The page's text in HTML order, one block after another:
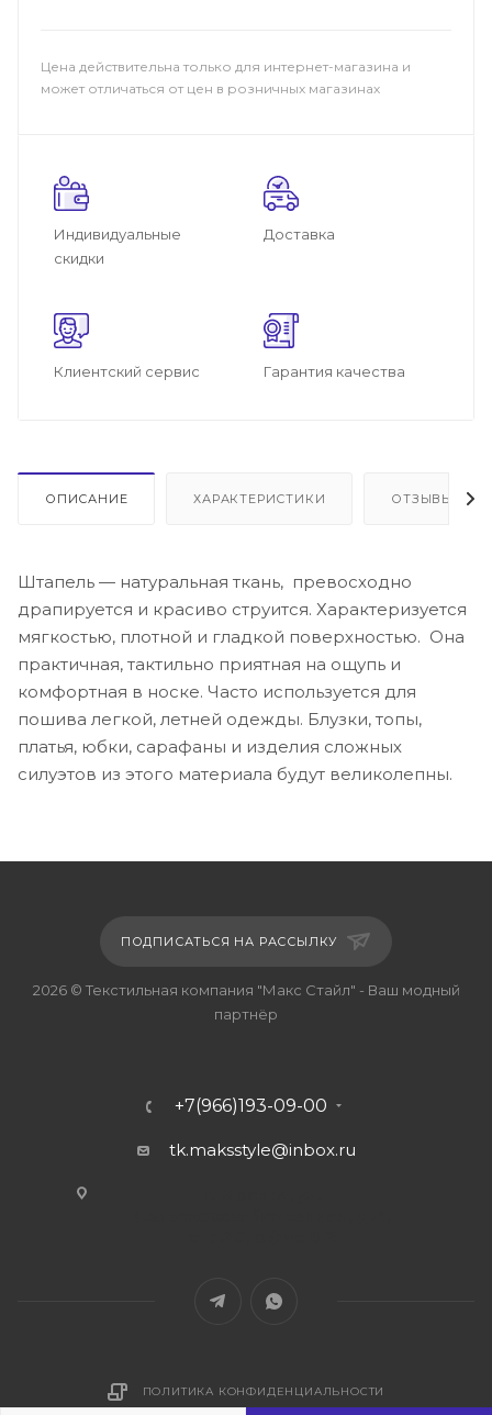
Цена действительна только для интернет-магазина и
может отличаться от цен в розничных магазинах
Индивидуальные
скидки
Доставка
Клиентский сервис Гарантия качества
ОПИСАНИЕ ХАРАКТЕРИСТИКИ ОТЗЫВЫ
Штапель — натуральная ткань, превосходно
драпируется и красиво струится. Характеризуется
мягкостью, плотной и гладкой поверхностью. Она
практичная, тактильно приятная на ощупь и
комфортная в носке. Часто используется для
пошива легкой, летней одежды. Блузки, топы,
платья, юбки, сарафаны и изделия сложных
силуэтов из этого материала будут великолепны.
ПОДПИСАТЬСЯ НА РАССЫЛКУ
2026 © Текстильная компания "Макс Стайл" - Ваш модный
партнёр
+7(966)193-09-00
tk.maksstyle@inbox.ru
ПОЛИТИКА КОНФИДЕНЦИАЛЬНОСТИ